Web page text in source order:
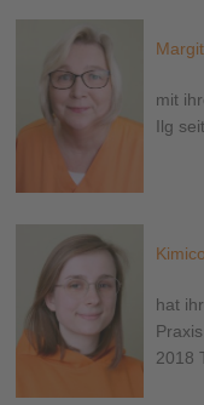
mit
Ilg
hat
2018